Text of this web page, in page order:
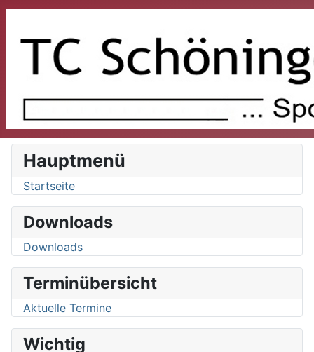
Hauptmenü
Startseite
Downloads
Downloads
Terminübersicht
Aktuelle Termine
Wichtig